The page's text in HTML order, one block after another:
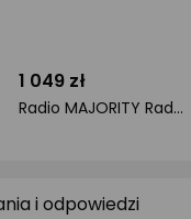
1 049 zł
Radio MAJORITY Radio internetowe WLAN DAB BT 100W 2.1 z subwooferem i pilotem
gwiazdki
i odpowiedzi